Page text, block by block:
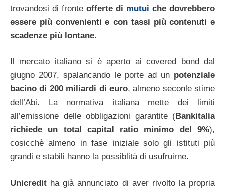
trovandosi di fronte offerte di mutui che dovrebbero
essere più convenienti e con tassi più contenuti e
scadenze più lontane.
Il mercato italiano si è aperto ai covered bond dal
giugno 2007, spalancando le porte ad un potenziale
bacino di 200 miliardi di euro, almeno seconle stime
dell’Abi. La normativa italiana mette dei limiti
all’emissione delle obbligazioni garantite (Bankitalia
richiede un total capital ratio minimo del 9%),
cosicchè almeno in fase iniziale solo gli istituti più
grandi e stabili hanno la possiblità di usufruirne.
Unicredit ha già annunciato di aver rivolto la propria